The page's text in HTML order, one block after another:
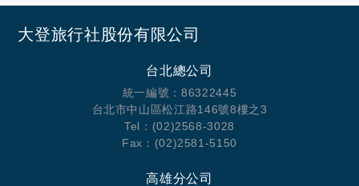
大登旅行社股份有限公司
台北總公司
統一編號：86322445
台北市中山區松江路146號8樓之3
Tel：(02)2568-3028
Fax：(02)2581-5150
高雄分公司